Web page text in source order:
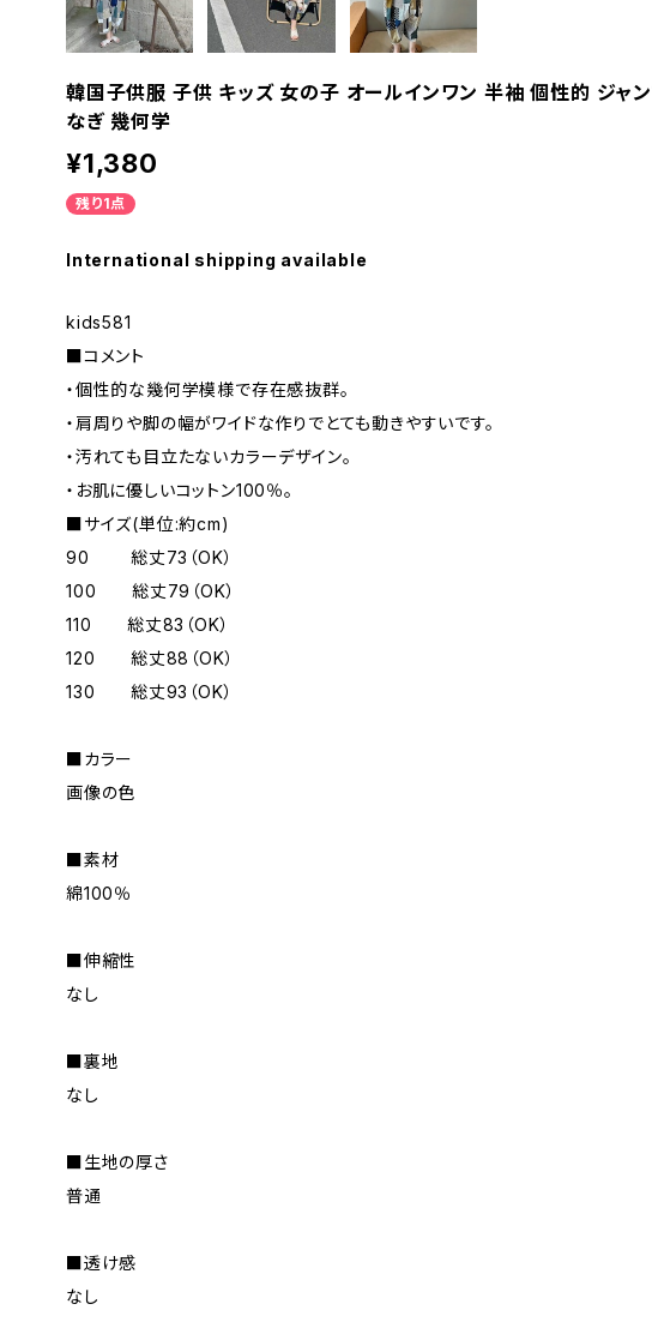
韓国子供服 子供 キッズ 女の子 オールインワン 半袖 個性的 ジャ
なぎ 幾何学
¥1,380
残り1点
International shipping available
kids581
■コメント
・個性的な幾何学模様で存在感抜群。
・肩周りや脚の幅がワイドな作りでとても動きやすいです。
・汚れても目立たないカラーデザイン。
・お肌に優しいコットン100％。
■サイズ(単位:約cm)
90 総丈73（OK）
100 総丈79（OK）
110 総丈83（OK）
120 総丈88（OK）
130 総丈93（OK）
■カラー
画像の色
■素材
綿100％
■伸縮性
なし
■裏地
なし
■生地の厚さ
普通
■透け感
なし